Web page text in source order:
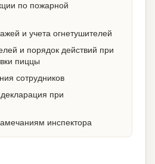
по пожарной
и учета огнетушителей
и порядок действий при
пиццы
сотрудников
при
инспектора